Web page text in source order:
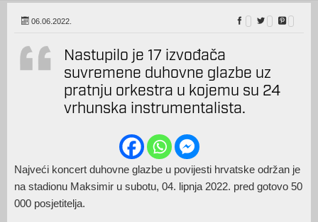
06.06.2022.
Nastupilo je 17 izvođača
suvremene duhovne glazbe uz
pratnju orkestra u kojemu su 24
vrhunska instrumentalista.
Najveći koncert duhovne glazbe u povijesti hrvatske održan je
na stadionu Maksimir u subotu, 04. lipnja 2022. pred gotovo 50
000 posjetitelja.